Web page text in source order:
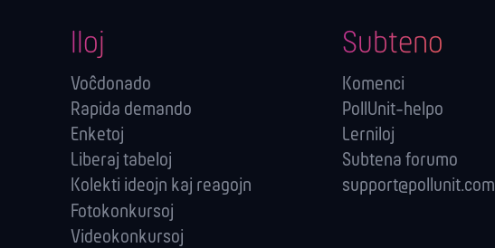
Iloj
Voĉdonado
Rapida demando
Enketoj
Liberaj tabeloj
Kolekti ideojn kaj reagojn
Fotokonkursoj
Videokonkursoj
Subteno
Komenci
PollUnit-helpo
Lerniloj
Subtena forumo
support@pollunit.com